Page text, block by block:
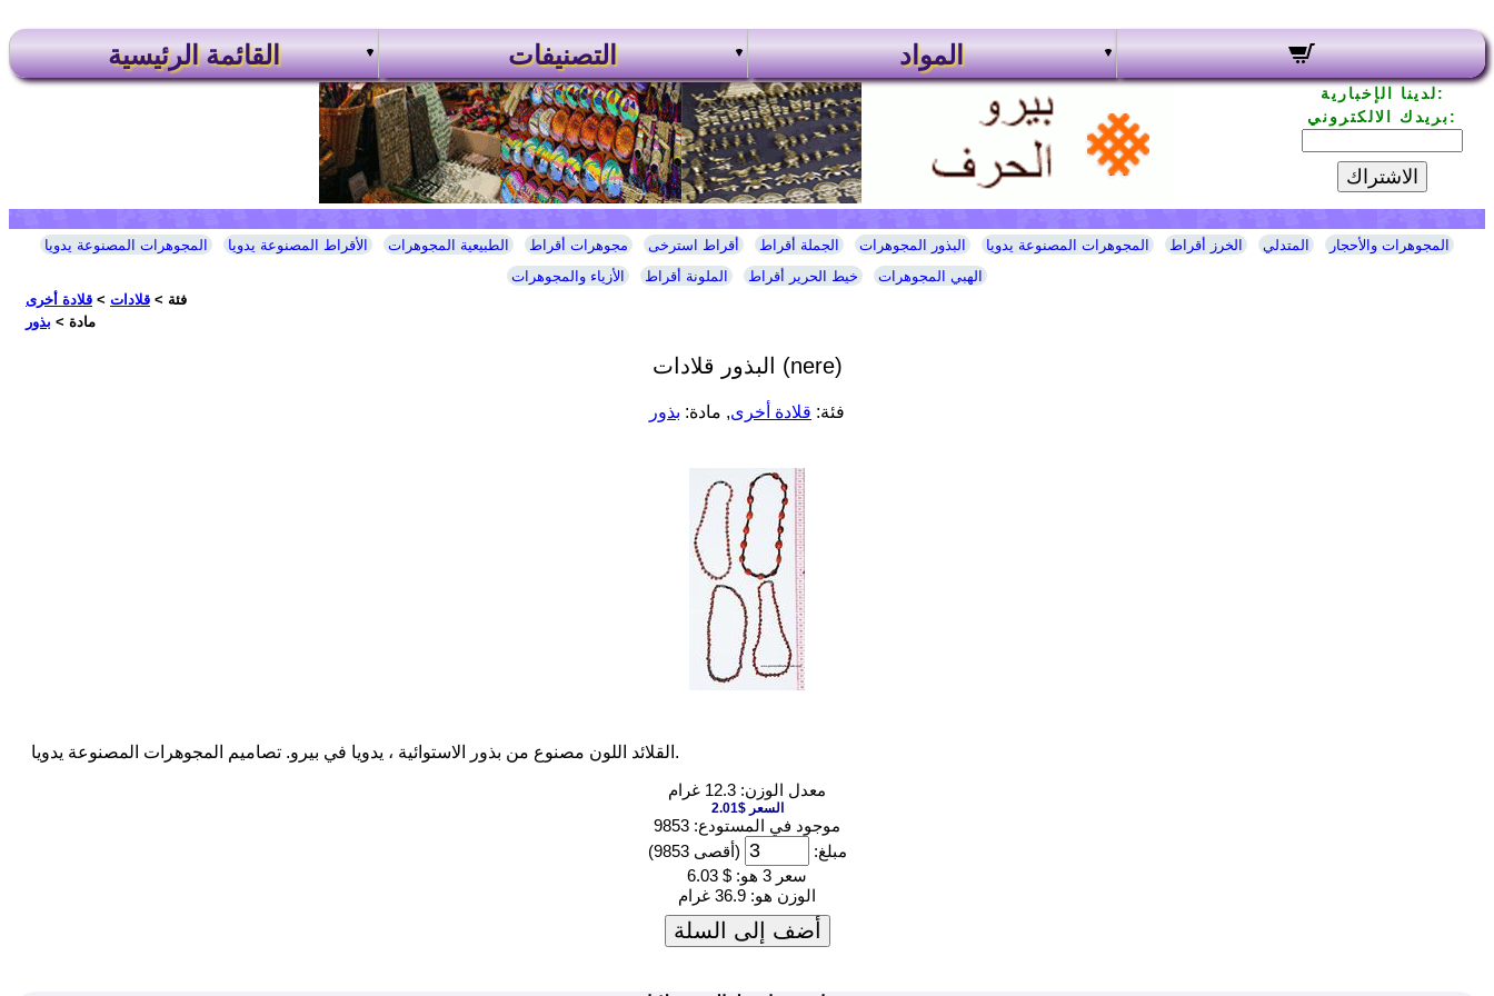
القائمة الرئيسية التصنيفات المواد
لدينا الإخبارية:
بريدك الالكتروني:
الاشتراك
المجوهرات المصنوعة يدويا الأقراط المصنوعة يدويا الطبيعية المجوهرات مجوهرات أقراط أقراط استرخى الجملة أقراط البذور المجوهرات المجوهرات المصنوعة يدويا الخرز أقراط المتدلي
المجوهرات والأحجار
الأزياء والمجوهرات
الملونة أقراط خيط الحرير أقراط
الهبي المجوهرات
فئة > قلادات > قلادة أخرى
مادة > بذور
البذور قلادات (nere)
فئة: قلادة أخرى, مادة: بذور
القلائد اللون مصنوع من بذور الاستوائية ، يدويا في بيرو. تصاميم المجوهرات المصنوعة يدويا.
معدل الوزن: 12.3 غرام
السعر $2.01
موجود في المستودع: 9853
مبلغ:
(أقصى 9853)
سعر 3 هو:
$ 6.03
الوزن هو: 36.9 غرام
أضف إلى السلة